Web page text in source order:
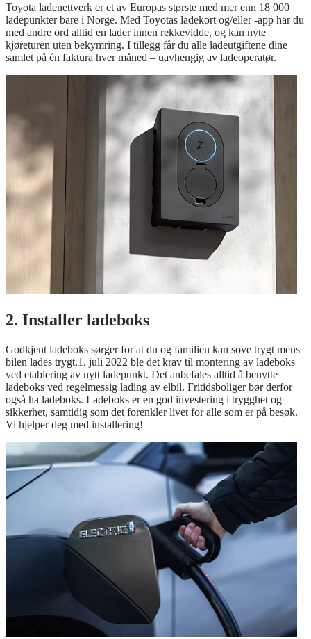
Toyota ladenettverk er et av Europas største med mer enn 18 000
ladepunkter bare i Norge. Med Toyotas ladekort og/eller -app har du
med andre ord alltid en lader innen rekkevidde, og kan nyte
kjøreturen uten bekymring. I tillegg får du alle ladeutgiftene dine
samlet på én faktura hver måned – uavhengig av ladeoperatør.
2. Installer ladeboks
Godkjent ladeboks sørger for at du og familien kan sove trygt mens
bilen lades trygt.1. juli 2022 ble det krav til montering av ladeboks
ved etablering av nytt ladepunkt. Det anbefales alltid å benytte
ladeboks ved regelmessig lading av elbil. Fritidsboliger bør derfor
også ha ladeboks. Ladeboks er en god investering i trygghet og
sikkerhet, samtidig som det forenkler livet for alle som er på besøk.
Vi hjelper deg med installering!